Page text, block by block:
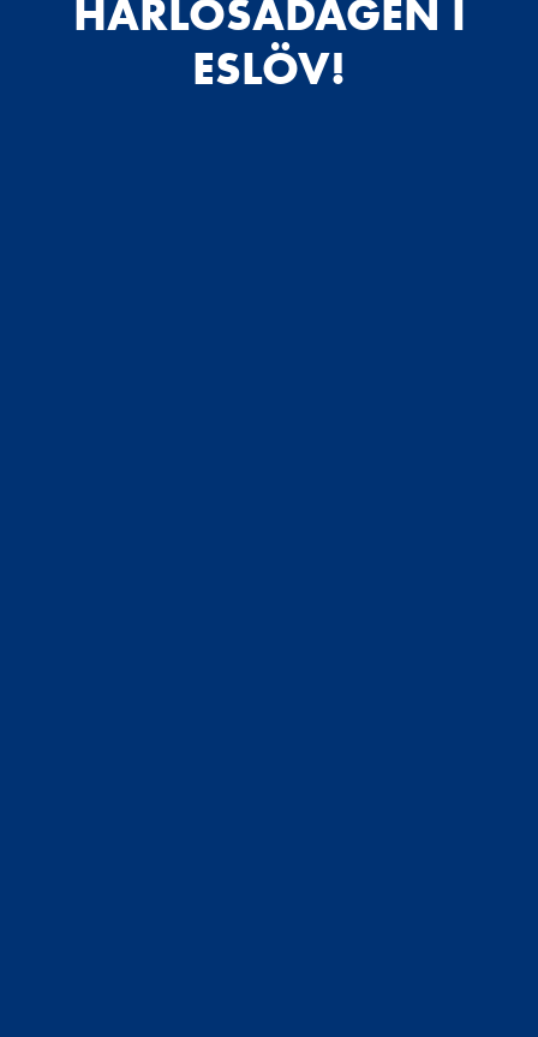
HARLÖSADAGEN I
ESLÖV!